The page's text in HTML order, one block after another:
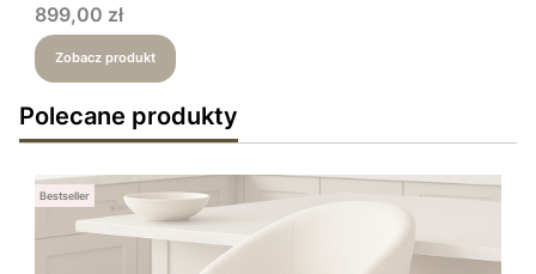
Cena
899,00 zł
Zobacz produkt
Polecane produkty
Bestseller